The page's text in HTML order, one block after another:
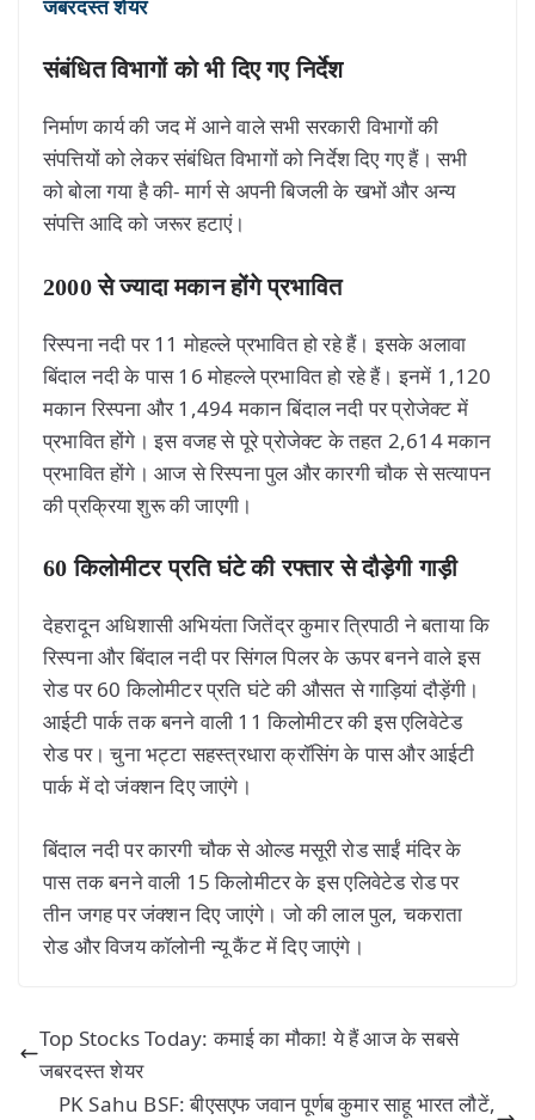
जबरदस्त शेयर
संबंधित विभागों को भी दिए गए निर्देश
निर्माण कार्य की जद में आने वाले सभी सरकारी विभागों की
संपत्तियों को लेकर संबंधित विभागों को निर्देश दिए गए हैं। सभी
को बोला गया है की- मार्ग से अपनी बिजली के खभों और अन्य
संपत्ति आदि को जरूर हटाएं।
2000 से ज्यादा मकान होंगे प्रभावित
रिस्पना नदी पर 11 मोहल्ले प्रभावित हो रहे हैं। इसके अलावा
बिंदाल नदी के पास 16 मोहल्ले प्रभावित हो रहे हैं। इनमें 1,120
मकान रिस्पना और 1,494 मकान बिंदाल नदी पर प्रोजेक्ट में
प्रभावित होंगे। इस वजह से पूरे प्रोजेक्ट के तहत 2,614 मकान
प्रभावित होंगे। आज से रिस्पना पुल और कारगी चौक से सत्यापन
की प्रक्रिया शुरू की जाएगी।
60 किलोमीटर प्रति घंटे की रफ्तार से दौड़ेगी गाड़ी
देहरादून अधिशासी अभियंता जितेंद्र कुमार त्रिपाठी ने बताया कि
रिस्पना और बिंदाल नदी पर सिंगल पिलर के ऊपर बनने वाले इस
रोड पर 60 किलोमीटर प्रति घंटे की औसत से गाड़ियां दौड़ेंगी।
आईटी पार्क तक बनने वाली 11 किलोमीटर की इस एलिवेटेड
रोड पर। चुना भट्टा सहस्त्रधारा क्रॉसिंग के पास और आईटी
पार्क में दो जंक्शन दिए जाएंगे।
बिंदाल नदी पर कारगी चौक से ओल्ड मसूरी रोड साईं मंदिर के
पास तक बनने वाली 15 किलोमीटर के इस एलिवेटेड रोड पर
तीन जगह पर जंक्शन दिए जाएंगे। जो की लाल पुल, चकराता
रोड और विजय कॉलोनी न्यू कैंट में दिए जाएंगे।
Top Stocks Today: कमाई का मौका! ये हैं आज के सबसे
जबरदस्त शेयर
PK Sahu BSF: बीएसएफ जवान पूर्णब कुमार साहू भारत लौटें,